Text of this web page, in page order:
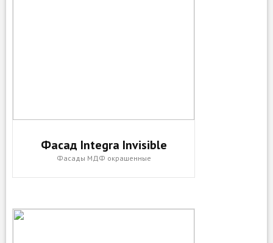
Фасад Integra Invisible
Фасады МДФ окрашенные